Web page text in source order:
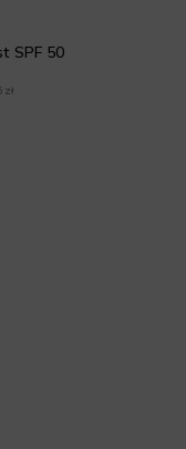
SPF 50
zł